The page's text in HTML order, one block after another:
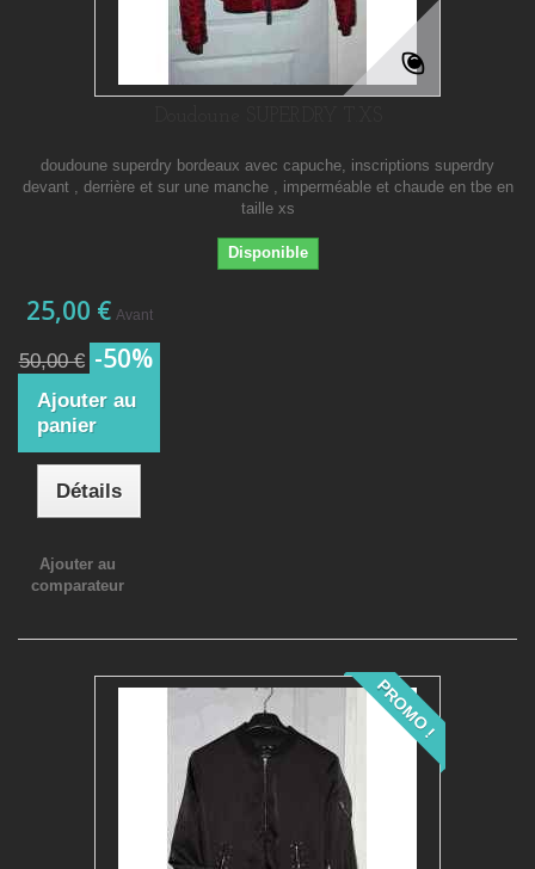
doudoune superdry bordeaux avec capuche, inscriptions superdry
devant , derrière et sur une manche , imperméable et chaude en tbe en
taille xs
Disponible
25,00 € Avant
50,00 € -50%
Ajouter au
panier
Détails
Ajouter au
comparateur
PROMO !